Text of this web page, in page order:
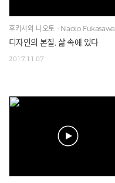
후카사와 나오토ㆍNaoto Fukasawa
디자인의 본질, 삶 속에 있다
2017.11.07